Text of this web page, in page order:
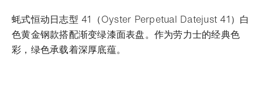
蚝式恒动日志型 41（Oyster Perpetual Datejust 41）白
色黄金钢款搭配渐变绿漆面表盘。作为劳力士的经典色
彩，绿色承载着深厚底蕴。